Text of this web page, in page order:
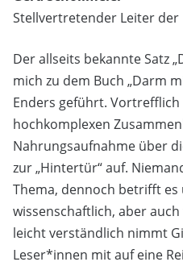
Stellvertretender Leiter der
Der allseits bekannte Satz
mich zu dem Buch „Darm
Enders geführt.
hochkomplexen
Nahrungsaufnahme über
zur „Hintertür“ auf.
Thema, dennoch betrifft es
wissenschaftlich, aber
leicht verständlich nimmt
Leser*innen mit auf eine